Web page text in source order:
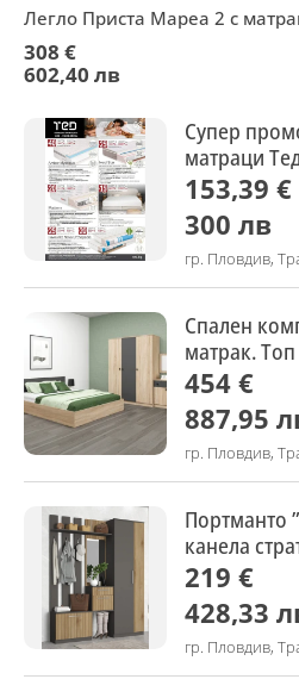
Легло Приста Мареа 2 с
308 €
602,40 лв
Супер
матраци
153,39 €
300 лв
гр. Пловдив,
Спален
матрак.
454 €
887,95
гр. Пловдив,
Портманто
канела
219 €
428,33
гр. Пловдив,